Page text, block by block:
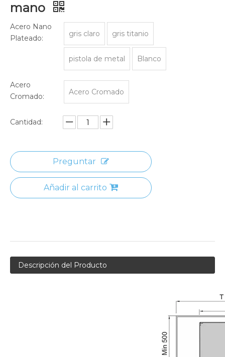
mano
Acero Nano
Plateado:
gris claro gris titanio
pistola de metal Blanco
Acero
Cromado:
Acero Cromado
Cantidad:
Preguntar
Añadir al carrito
Descripción del Producto